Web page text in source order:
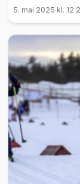
5. mai 2025 kl.